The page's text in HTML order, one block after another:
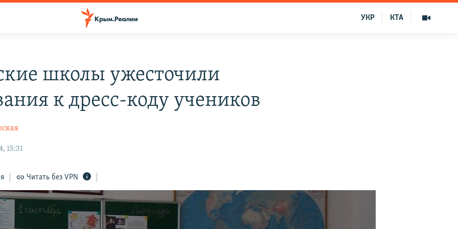
КТА
УКР
школы ужесточили
к дресс-коду учеников
15:31
Читать без VPN